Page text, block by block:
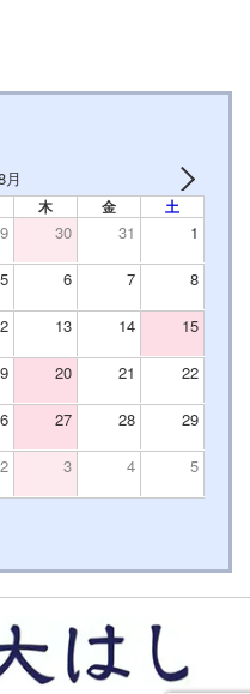
木 金 土
30 31 1
5 6 7 8
13 14 15
20 21 22
27 28 29
2 3 4 5